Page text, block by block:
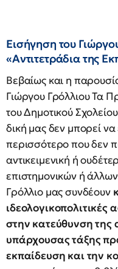
Εισήγηση του
«Αντιτετράδια της
Βεβαίως και η
Γιώργου Γρόλλιου Τα
του Δημοτικού
δική μας δεν μπορεί να
περισσότερο που δεν
αντικειμενική ή
επιστημονικών ή
Γρόλλιο μας συνδέουν
ιδεολογικοπολιτικές
στην κατεύθυνση της
υπάρχουσας τάξης
εκπαίδευση και την